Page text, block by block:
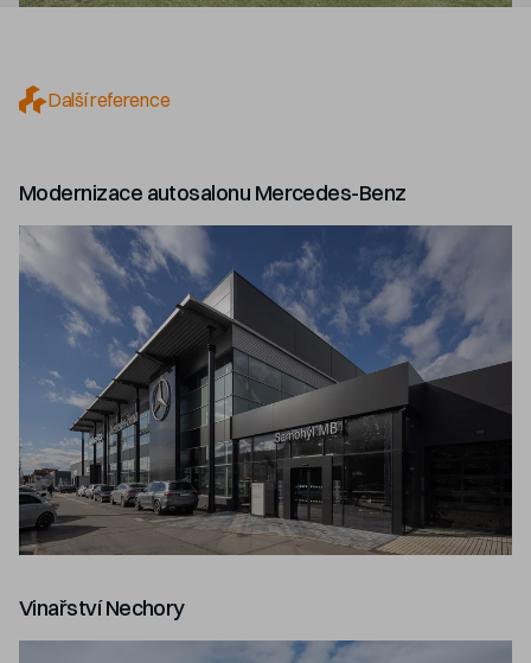
Další reference
Modernizace autosalonu Mercedes-Benz
Vinařství Nechory